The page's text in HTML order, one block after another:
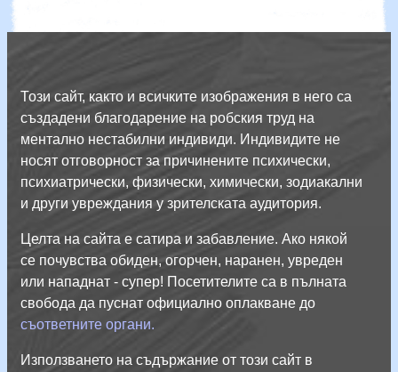
Този сайт, както и всичките изображения в него са
създадени благодарение на робския труд на
ментално нестабилни индивиди. Индивидите не
носят отговорност за причинените психически,
психиатрически, физически, химически, зодиакални
и други увреждания у зрителската аудитория.
Целта на сайта е сатира и забавление. Ако някой
се почувства обиден, огорчен, наранен, увреден
или нападнат - супер! Посетителите са в пълната
свобода да пуснат официално оплакване до
съответните органи.
Използването на съдържание от този сайт в